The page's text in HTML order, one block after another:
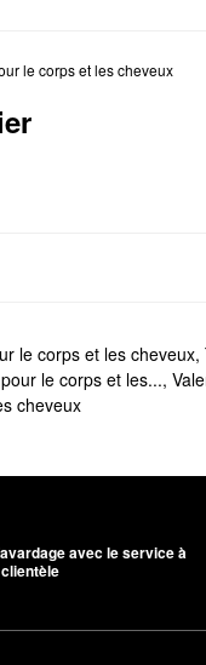
le corps et les cheveux
le corps et les cheveux,
le corps et les...,
cheveux
avec le service à